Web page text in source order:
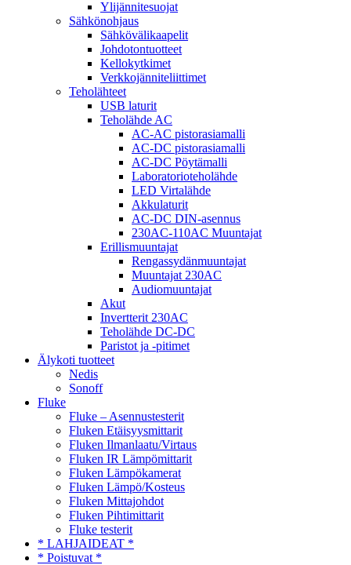
Ylijännitesuojat
Sähkönohjaus
Sähkövälikaapelit
Johdotontuotteet
Kellokytkimet
Verkkojänniteliittimet
Teholähteet
USB laturit
Teholähde AC
AC-AC pistorasiamalli
AC-DC pistorasiamalli
AC-DC Pöytämalli
Laboratorioteholähde
LED Virtalähde
Akkulaturit
AC-DC DIN-asennus
230AC-110AC Muuntajat
Erillismuuntajat
Rengassydänmuuntajat
Muuntajat 230AC
Audiomuuntajat
Akut
Invertterit 230AC
Teholähde DC-DC
Paristot ja -pitimet
Älykoti tuotteet
Nedis
Sonoff
Fluke
Fluke – Asennustesterit
Fluken Etäisyysmittarit
Fluken Ilmanlaatu/Virtaus
Fluken IR Lämpömittarit
Fluken Lämpökamerat
Fluken Lämpö/Kosteus
Fluken Mittajohdot
Fluken Pihtimittarit
Fluke testerit
* LAHJAIDEAT *
* Poistuvat *